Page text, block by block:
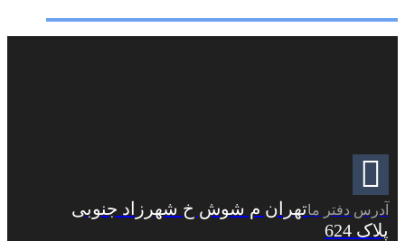
آدرس دفتر ماتهران م شوش خ شهرزاد جنوبی
پلاک 624